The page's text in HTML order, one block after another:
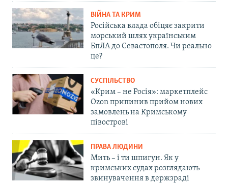
ВІЙНА ТА КРИМ
Російська влада обіцяє закрити
морський шлях українським
БпЛА до Севастополя. Чи реально
це?
СУСПІЛЬСТВО
«Крим – не Росія»: маркетплейс
Ozon припинив прийом нових
замовлень на Кримському
півострові
ПРАВА ЛЮДИНИ
Мить – і ти шпигун. Як у
кримських судах розглядають
звинувачення в держзраді